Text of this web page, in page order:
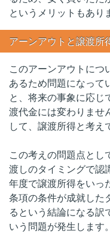
というメリットもあり
アーンアウトと譲渡所
このアーンアウトにつ
あるため問題になって
と、将来の事象に応じ
渡代金には変わりませ
して、譲渡所得と考え
この考えの問題点とし
渡しのタイミングで認
年度で譲渡所得をいっ
条項の条件が成就した
るという結論になる訳
いう問題が発生します。